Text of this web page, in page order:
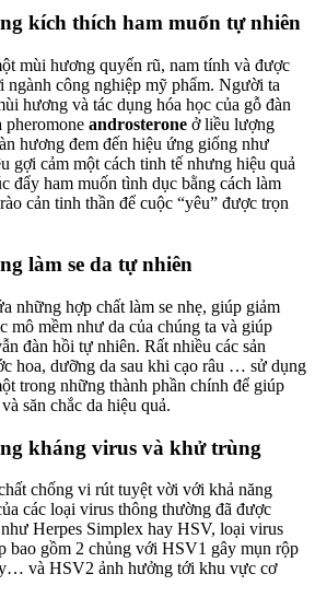
kích thích ham muốn tự nhiên
mùi hương quyến rũ, nam tính và được
ngành công nghiệp mỹ phẩm. Người ta
hương và tác dụng hóa học của gỗ đàn
androsterone ở liều lượng
hương đem đến hiệu ứng giống như
gợi cảm một cách tinh tế nhưng hiệu quả
đẩy ham muốn tình dục bằng cách làm
cản tinh thần để cuộc “yêu” được trọn
làm se da tự nhiên
những hợp chất làm se nhẹ, giúp giảm
mô mềm như da của chúng ta và giúp
đàn hồi tự nhiên. Rất nhiều các sản
hoa, dưỡng da sau khi cạo râu … sử dụng
trong những thành phần chính để giúp
săn chắc da hiệu quả.
kháng virus và khử trùng
chống vi rút tuyệt vời với khả năng
các loại virus thông thường đã được
Herpes Simplex hay HSV, loại virus
bao gồm 2 chủng với HSV1 gây mụn rộp
và HSV2 ảnh hưởng tới khu vực cơ